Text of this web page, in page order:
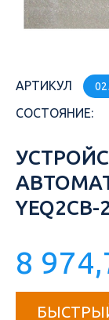
АРТИКУЛ
СОСТОЯНИЕ:
8